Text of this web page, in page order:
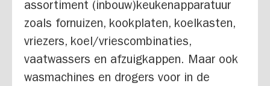
assortiment (inbouw)keukenapparatuur
zoals fornuizen, kookplaten, koelkasten,
vriezers, koel/vriescombinaties,
vaatwassers en afzuigkappen. Maar ook
wasmachines en drogers voor in de